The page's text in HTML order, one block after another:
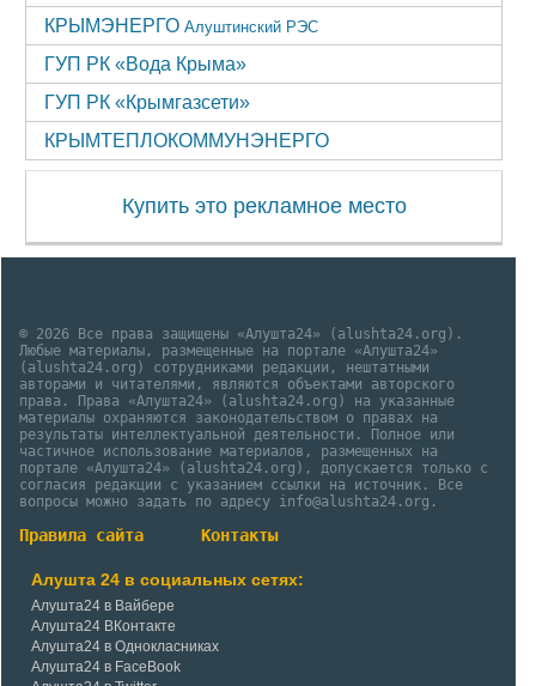
КРЫМЭНЕРГО Алуштинский РЭС
ГУП РК «Вода Крыма»
ГУП РК «Крымгазсети»
КРЫМТЕПЛОКОММУНЭНЕРГО
Купить это рекламное место
© 2026 Все права защищены «Алушта24» (alushta24.org).
Любые материалы, размещенные на портале «Алушта24»
(alushta24.org) сотрудниками редакции, нештатными
авторами и читателями, являются объектами авторского
права. Права «Алушта24» (alushta24.org) на указанные
материалы охраняются законодательством о правах на
результаты интеллектуальной деятельности. Полное или
частичное использование материалов, размещенных на
портале «Алушта24» (alushta24.org), допускается только с
согласия редакции с указанием ссылки на источник. Все
вопросы можно задать по адресу info@alushta24.org.
Правила сайта Контакты
Алушта 24 в социальных сетях:
Алушта24 в Вайбере
Алушта24 ВКонтакте
Алушта24 в Однокласниках
Алушта24 в FaceBook